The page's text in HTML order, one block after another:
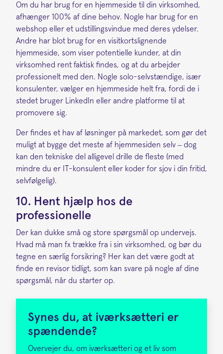
Om du har brug for en hjemmeside til din virksomhed,
afhænger 100% af dine behov. Nogle har brug for en
webshop eller et udstillingsvindue med deres ydelser.
Andre har blot brug for en visitkortslignende
hjemmeside, som viser potentielle kunder, at din
virksomhed rent faktisk findes, og at du arbejder
professionelt med den. Nogle solo-selvstændige, især
konsulenter, vælger en hjemmeside helt fra, fordi de i
stedet bruger LinkedIn eller andre platforme til at
promovere sig.
Der findes et hav af løsninger på markedet, som gør det
muligt at bygge det meste af hjemmesiden selv – dog
kan den tekniske del alligevel drille de fleste (med
mindre du er IT-konsulent eller koder for sjov i din fritid,
selvfølgelig).
10. Hent hjælp hos de
professionelle
Der kan dukke små og store spørgsmål op undervejs.
Hvad må man fx trække fra i sin virksomhed, og bør du
tegne en særlig forsikring? Her kan det være godt at
finde en revisor tidligt, som kan svare på nogle af dine
spørgsmål, når du starter op.
Synes du, at iværksætteri er
spændende?
Overvejer du, om iværksætteri og et liv som